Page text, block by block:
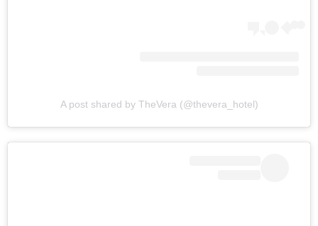
A post shared by TheVera (@thevera_hotel)